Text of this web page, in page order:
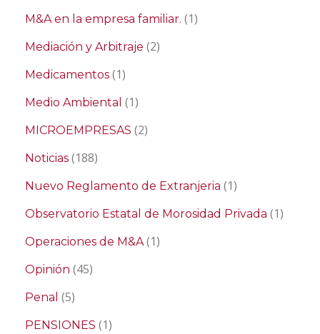
M&A en la empresa familiar. (1)
Mediación y Arbitraje (2)
Medicamentos (1)
Medio Ambiental (1)
MICROEMPRESAS (2)
Noticias (188)
Nuevo Reglamento de Extranjeria (1)
Observatorio Estatal de Morosidad Privada (1)
Operaciones de M&A(1)
Opinión (45)
Penal (5)
PENSIONES (1)